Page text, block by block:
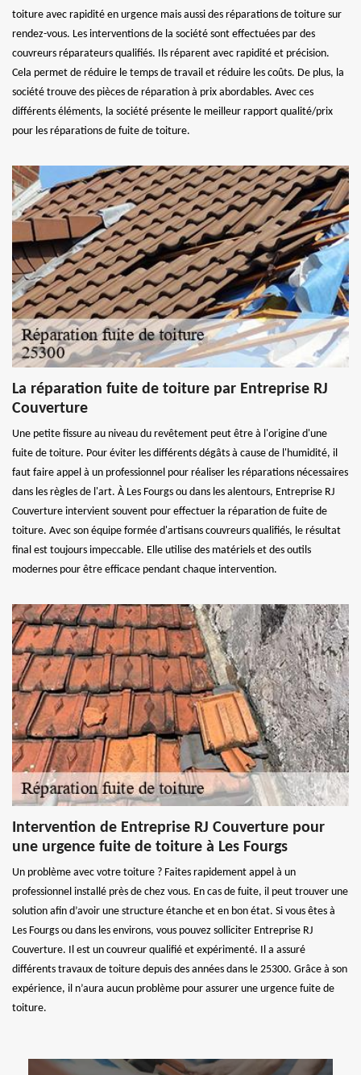
toiture avec rapidité en urgence mais aussi des réparations de toiture sur
rendez-vous. Les interventions de la société sont effectuées par des
couvreurs réparateurs qualifiés. Ils réparent avec rapidité et précision.
Cela permet de réduire le temps de travail et réduire les coûts. De plus, la
société trouve des pièces de réparation à prix abordables. Avec ces
différents éléments, la société présente le meilleur rapport qualité/prix
pour les réparations de fuite de toiture.
La réparation fuite de toiture par Entreprise RJ
Couverture
Une petite fissure au niveau du revêtement peut être à l'origine d'une
fuite de toiture. Pour éviter les différents dégâts à cause de l'humidité, il
faut faire appel à un professionnel pour réaliser les réparations nécessaires
dans les règles de l'art. À Les Fourgs ou dans les alentours, Entreprise RJ
Couverture intervient souvent pour effectuer la réparation de fuite de
toiture. Avec son équipe formée d'artisans couvreurs qualifiés, le résultat
final est toujours impeccable. Elle utilise des matériels et des outils
modernes pour être efficace pendant chaque intervention.
Intervention de Entreprise RJ Couverture pour
une urgence fuite de toiture à Les Fourgs
Un problème avec votre toiture ? Faites rapidement appel à un
professionnel installé près de chez vous. En cas de fuite, il peut trouver une
solution afin d’avoir une structure étanche et en bon état. Si vous êtes à
Les Fourgs ou dans les environs, vous pouvez solliciter Entreprise RJ
Couverture. Il est un couvreur qualifié et expérimenté. Il a assuré
différents travaux de toiture depuis des années dans le 25300. Grâce à son
expérience, il n’aura aucun problème pour assurer une urgence fuite de
toiture.